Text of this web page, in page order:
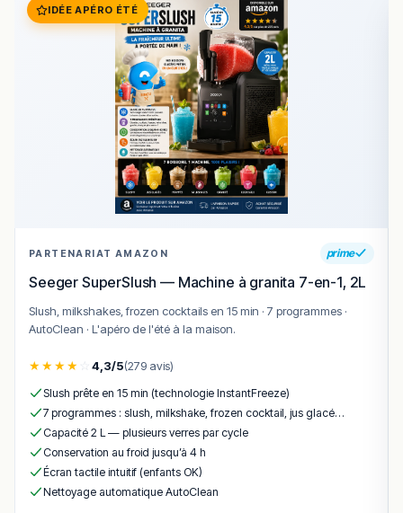
IDÉE APÉRO ÉTÉ
PARTENARIAT AMAZON prime
Seeger SuperSlush — Machine à granita 7-en-1, 2L
Slush, milkshakes, frozen cocktails en 15 min · 7 programmes ·
AutoClean · L'apéro de l'été à la maison.
★★★★ 4,3/5(279 avis)
Slush prête en 15 min (technologie InstantFreeze)
7 programmes : slush, milkshake, frozen cocktail, jus glacé…
Capacité 2 L — plusieurs verres par cycle
Conservation au froid jusqu’à 4 h
Écran tactile intuitif (enfants OK)
Nettoyage automatique AutoClean